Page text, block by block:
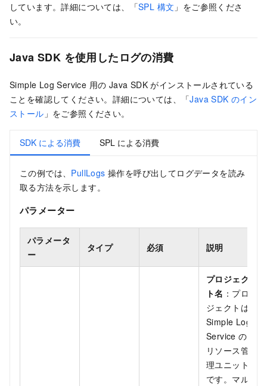
しています。詳細については、「SPL 構文 」をご参照くださ
い。
Java SDK を使用したログの消費
Simple Log Service 用の Java SDK がインストールされている
ことを確認してください。詳細については、
「Java SDK のイン
ストール 」をご参照ください。
SDK による消費 SPL による消費
この例では、 PullLogs 操作を呼び出してログデータを読み
取る方法を示します。
パラメーター
パラメータ
ー
タイプ 必須 説明
プロジェク
ト名 ：プロ
ジェクトは
Simple Log
Service の
リソース管
理ユニット
です。マル